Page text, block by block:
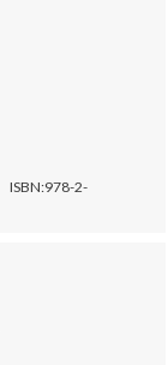
ISBN:978-2-